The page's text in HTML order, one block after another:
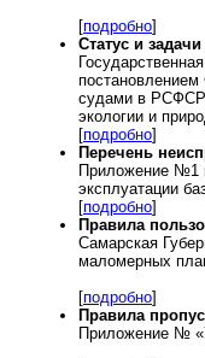
[подробно]
Статус и
судами в
экологии и
[подробно]
Перечень
Приложение №1
эксплуатации
[подробно]
Правила
Самарская
маломерных
[подробно]
Правила
Приложение №